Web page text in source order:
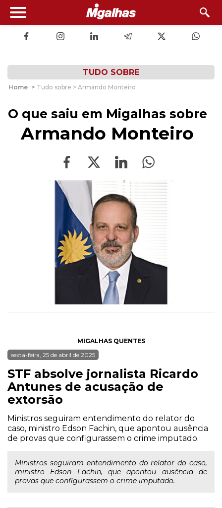
TUDO SOBRE
Home > Tudo sobre > Armando Monteiro
O que saiu em Migalhas sobre
Armando Monteiro
MIGALHAS QUENTES
sexta-feira, 25 de abril de 2025
STF absolve jornalista Ricardo
Antunes de acusação de
extorsão
Ministros seguiram entendimento do relator do
caso, ministro Edson Fachin, que apontou ausência
de provas que configurassem o crime imputado.
Ministros seguiram entendimento do relator do caso,
ministro Edson Fachin, que apontou ausência de
provas que configurassem o crime imputado.